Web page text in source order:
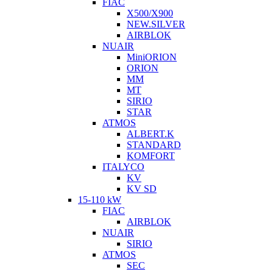
FIAC
X500/X900
NEW.SILVER
AIRBLOK
NUAIR
MiniORION
ORION
MM
MT
SIRIO
STAR
ATMOS
ALBERT.K
STANDARD
KOMFORT
ITALYCO
KV
KV SD
15-110 kW
FIAC
AIRBLOK
NUAIR
SIRIO
ATMOS
SEC